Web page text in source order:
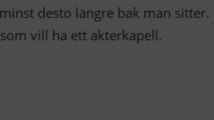
desto längre bak man sitter.
vill ha ett akterkapell.